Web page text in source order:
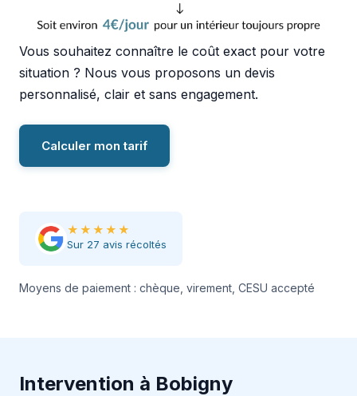
Vous souhaitez connaître le coût exact pour votre
situation ? Nous vous proposons un devis
personnalisé, clair et sans engagement.
Calculer mon tarif
★★★★★
Sur 27 avis récoltés
Moyens de paiement : chèque, virement, CESU accepté
Intervention à Bobigny